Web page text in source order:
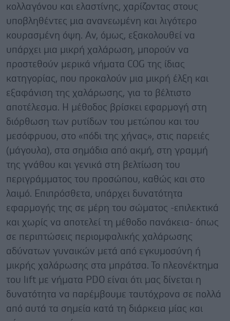
κολλαγόνου και ελαστίνης, χαρίζοντας στους
υποβληθέντες μια ανανεωμένη και λιγότερο
κουρασμένη όψη. Αν, όμως, εξακολουθεί να
υπάρχει μια μικρή χαλάρωση, μπορούν να
προστεθούν μερικά νήματα COG της ίδιας
κατηγορίας, που προκαλούν μια μικρή έλξη και
εξαφάνιση της χαλάρωσης, για το βέλτιστο
αποτέλεσμα. Η μέθοδος βρίσκει εφαρμογή στη
διόρθωση των ρυτίδων του μετώπου και του
μεσόφρυου, στο «πόδι της χήνας», στις παρειές
(μάγουλα), στα σημάδια από ακμή, στη γραμμή
της γνάθου και γενικά στη βελτίωση του
περιγράμματος του προσώπου, καθώς και στο
λαιμό. Επιπρόσθετα, υπάρχει δυνατότητα
εφαρμογής της σε μέρη του σώματος -επιλεκτικά
και χωρίς να αποτελεί τη μέθοδο πανάκεια- όπως
σε περιπτώσεις περιομφαλικής χαλάρωσης
αδύνατων γυναικών μετά από εγκυμοσύνη ή
μικρής χαλάρωσης στα μπράτσα. Το πλεονέκτημα
του lift με νήματα PDO είναι ότι μας δίνεται η
δυνατότητα να παρέμβουμε ταυτόχρονα σε πολλά
από αυτά τα σημεία κατά τη διάρκεια μίας και